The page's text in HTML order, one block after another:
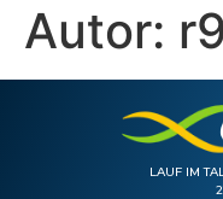
Autor:
LAUF IM